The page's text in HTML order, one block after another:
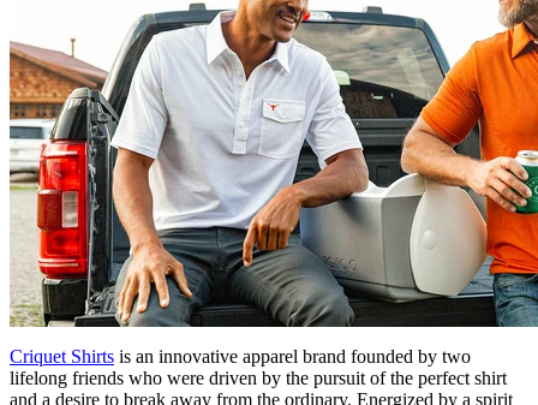
Criquet Shirts is an innovative apparel brand founded by two
lifelong friends who were driven by the pursuit of the perfect shirt
and a desire to break away from the ordinary. Energized by a spirit